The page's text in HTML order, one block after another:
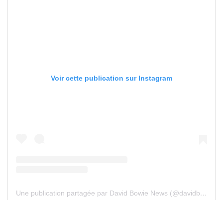
Voir cette publication sur Instagram
Une publication partagée par David Bowie News (@davidbowienews)